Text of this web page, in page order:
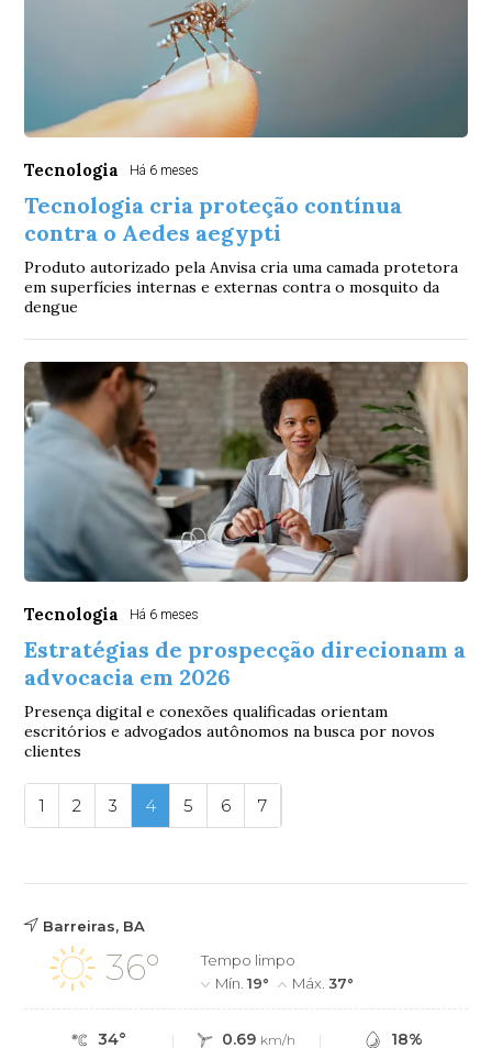
Tecnologia Há 6 meses
Tecnologia cria proteção contínua
contra o Aedes aegypti
Produto autorizado pela Anvisa cria uma camada protetora
em superfícies internas e externas contra o mosquito da
dengue
Tecnologia Há 6 meses
Estratégias de prospecção direcionam a
advocacia em 2026
Presença digital e conexões qualificadas orientam
escritórios e advogados autônomos na busca por novos
clientes
1 2 3 4 5 6 7
Barreiras, BA
36°
Tempo limpo
Mín.19° Máx.37°
34° 0.69 km/h 18%